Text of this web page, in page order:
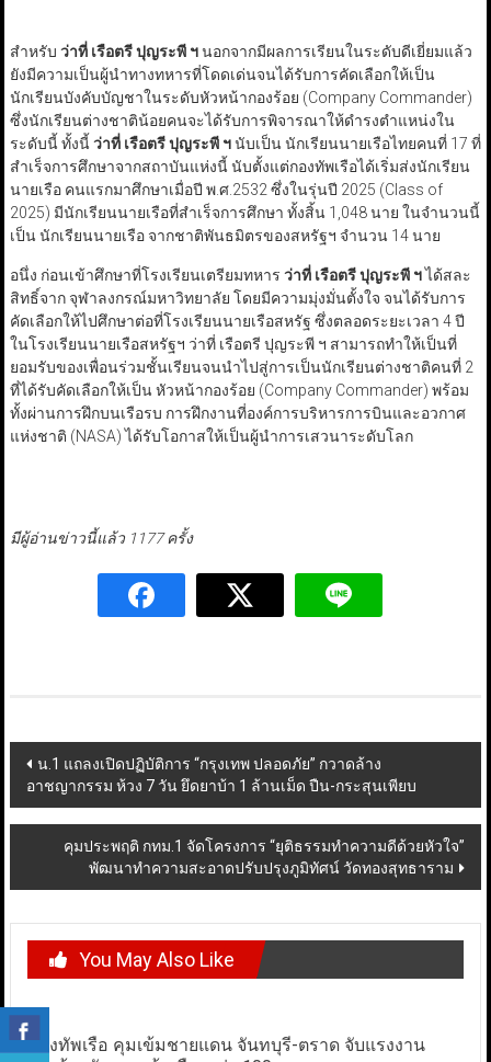
สำหรับ ว่าที่ เรือตรี ปุญระพี ฯนอกจากมีผลการเรียนในระดับดีเยี่ยมแล้ว
ยังมีความเป็นผู้นำทางทหารที่โดดเด่นจนได้รับการคัดเลือกให้เป็น
นักเรียนบังคับบัญชาในระดับหัวหน้ากองร้อย (Company Commander)
ซึ่งนักเรียนต่างชาติน้อยคนจะได้รับการพิจารณาให้ดำรงตำแหน่งใน
ระดับนี้ ทั้งนี้ว่าที่ เรือตรี ปุญระพี ฯนับเป็น นักเรียนนายเรือไทยคนที่ 17 ที่
สำเร็จการศึกษาจากสถาบันแห่งนี้ นับตั้งแต่กองทัพเรือได้เริ่มส่งนักเรียน
นายเรือ คนแรกมาศึกษาเมื่อปี พ.ศ.2532 ซึ่งในรุ่นปี 2025 (Class of
2025) มีนักเรียนนายเรือที่สำเร็จการศึกษา ทั้งสิ้น 1,048 นาย ในจำนวนนี้
เป็น นักเรียนนายเรือ จากชาติพันธมิตรของสหรัฐฯ จำนวน 14 นาย
อนึ่ง ก่อนเข้าศึกษาที่โรงเรียนเตรียมทหาร ว่าที่ เรือตรี ปุญระพี ฯได้สละ
สิทธิ์จาก จุฬาลงกรณ์มหาวิทยาลัย โดยมีความมุ่งมั่นตั้งใจ จนได้รับการ
คัดเลือกให้ไปศึกษาต่อที่โรงเรียนนายเรือสหรัฐ ซึ่งตลอดระยะเวลา 4 ปี
ในโรงเรียนนายเรือสหรัฐฯ ว่าที่ เรือตรี ปุญระพี ฯ สามารถทำให้เป็นที่
ยอมรับของเพื่อนร่วมชั้นเรียนจนนำไปสู่การเป็นนักเรียนต่างชาติคนที่ 2
ที่ได้รับคัดเลือกให้เป็น หัวหน้ากองร้อย (Company Commander) พร้อม
ทั้งผ่านการฝึกบนเรือรบ การฝึกงานที่องค์การบริหารการบินและอวกาศ
แห่งชาติ (NASA) ได้รับโอกาสให้เป็นผู้นำการเสวนาระดับโลก
มีผู้อ่านข่าวนี้แล้ว 1177 ครั้ง
Post
navigation
น.1 แถลงเปิดปฏิบัติการ “กรุงเทพ ปลอดภัย” กวาดล้าง
อาชญากรรม ห้วง 7 วัน ยึดยาบ้า 1 ล้านเม็ด ปืน-กระสุนเพียบ
คุมประพฤติ กทม.1 จัดโครงการ “ยุติธรรมทำความดีด้วยหัวใจ”
พัฒนาทำความสะอาดปรับปรุงภูมิทัศน์ วัดทองสุทธาราม
You May Also Like
กองทัพเรือ คุมเข้มชายแดน จันทบุรี-ตราด จับแรงงาน